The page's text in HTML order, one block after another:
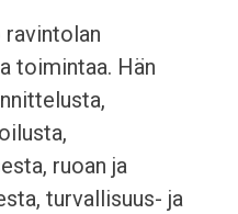
ravintolan
toimintaa. Hän
ruoan ja
turvallisuus- ja